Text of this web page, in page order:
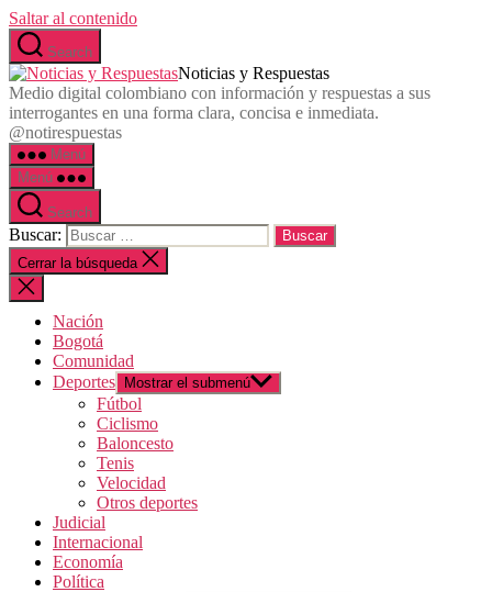
Saltar al contenido
Search
Noticias y Respuestas
Medio digital colombiano con información y respuestas a sus
interrogantes en una forma clara, concisa e inmediata.
@notirespuestas
Menú
Menú
Search
Buscar:
Cerrar la búsqueda
Nación
Bogotá
Comunidad
Deportes
Mostrar el submenú
Fútbol
Ciclismo
Baloncesto
Tenis
Velocidad
Otros deportes
Judicial
Internacional
Economía
Política